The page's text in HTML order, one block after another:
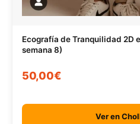
Ecografía de Tranquilidad 2D
semana 8)
50,00€
Ver en